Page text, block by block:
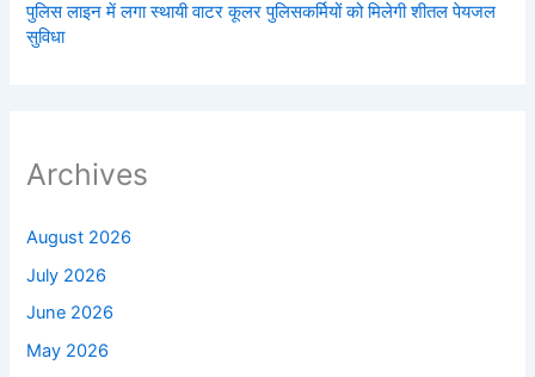
पुलिस लाइन में लगा स्थायी वाटर कूलर पुलिसकर्मियों को मिलेगी शीतल पेयजल
सुविधा
Archives
August 2026
July 2026
June 2026
May 2026